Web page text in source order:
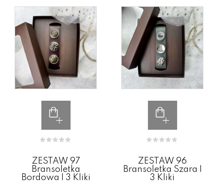
ZESTAW 97
Bransoletka
Bordowa I 3 Kliki
ZESTAW 96
Bransoletka Szara I
3 Kliki